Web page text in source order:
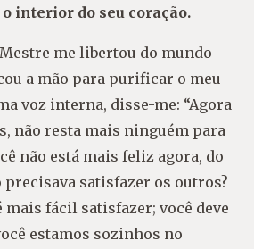
interior do seu coração.
me libertou do mundo
a mão para purificar o meu
voz interna, disse-me: “Agora
não resta mais ninguém para
não está mais feliz agora, do
precisava satisfazer os outros?
mais fácil satisfazer; você deve
estamos sozinhos no